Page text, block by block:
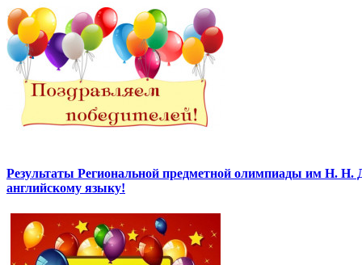
Результаты Региональной предметной олимпиады им Н. Н.
английскому языку!